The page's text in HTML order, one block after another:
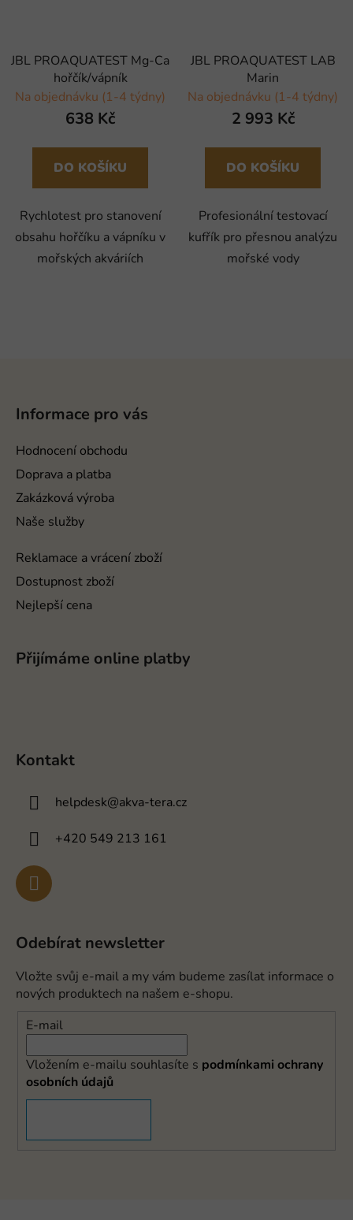
JBL PROAQUATEST Mg-Ca
hořčík/vápník
Na objednávku (1-4 týdny)
638 Kč
DO KOŠÍKU
Rychlotest pro stanovení
obsahu hořčíku a vápníku v
mořských akváriích
JBL PROAQUATEST LAB
Marin
Na objednávku (1-4 týdny)
2 993 Kč
DO KOŠÍKU
Profesionální testovací
kufřík pro přesnou analýzu
mořské vody
Informace pro vás
Hodnocení obchodu
Doprava a platba
Zakázková výroba
Naše služby
Reklamace a vrácení zboží
Dostupnost zboží
Nejlepší cena
Přijímáme online platby
Kontakt
helpdesk@akva-tera.cz
+420 549 213 161
Odebírat newsletter
Vložte svůj e-mail a my vám budeme zasílat informace o
nových produktech na našem e-shopu.
E-mail
Vložením e-mailu souhlasíte s podmínkami ochrany
osobních údajů